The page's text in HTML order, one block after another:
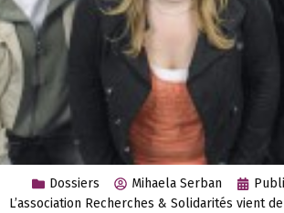
Dossiers Mihaela Serban
L’association Recherches & Solidarités vient